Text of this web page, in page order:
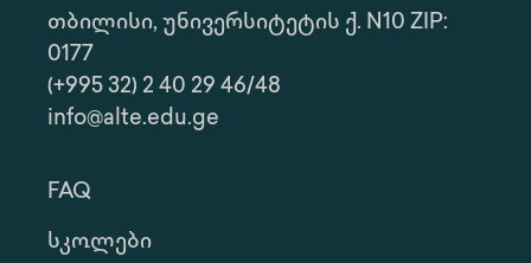
თბილისი, უნივერსიტეტის ქ. N10 ZIP:
0177
(+995 32) 2 40 29 46/48
info@alte.edu.ge
FAQ
Სკოლები